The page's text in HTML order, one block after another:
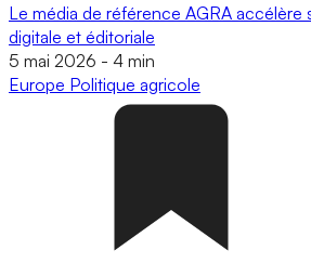
Le média de référence AGRA accélère
digitale et éditoriale
5 mai 2026 - 4 min
Europe Politique agricole